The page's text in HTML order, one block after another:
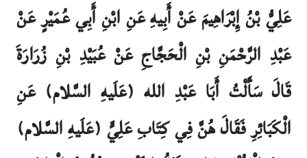
عَلِيُّ بْنُ إِبْرَاهِيمَ عَنْ أَبِيهِ عَنِ ابْنِ أَبِي عُمَيْرٍ عَنْ
عَبْدِ الرَّحْمَنِ بْنِ الْحَجَّاجِ عَنْ عُبَيْدِ بْنِ زُرَارَةَ
قَالَ سَأَلْتُ أَبَا عَبْدِ الله (عَلَيهِ السَّلام) عَنِ
الْكَبَائِرِ فَقَالَ هُنَّ فِي كِتَابِ عَلِيٍّ (عَلَيهِ السَّلام)